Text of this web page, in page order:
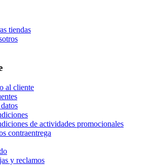
tiendas
al cliente
de actividades promocionales
contraentrega
y reclamos